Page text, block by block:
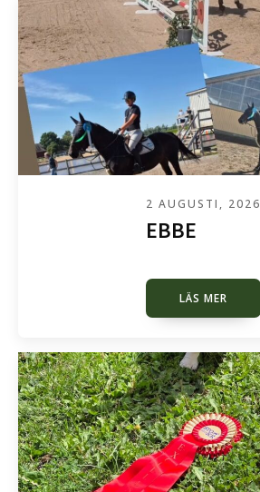
2 AUGUSTI, 2026
EBBE
LÄS MER